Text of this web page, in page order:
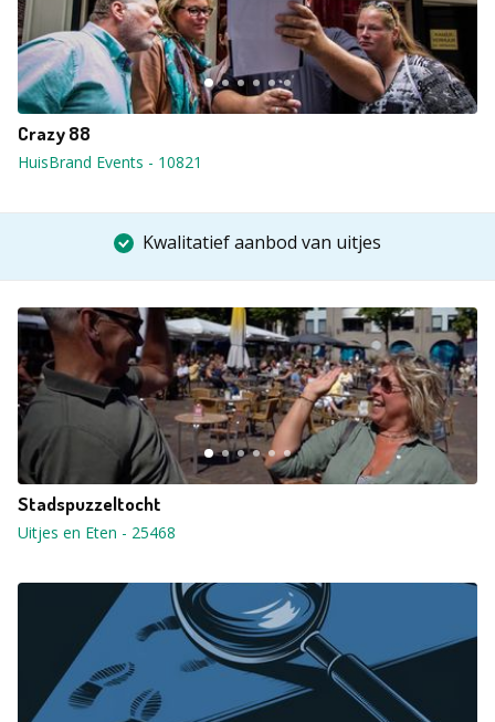
Crazy 88
HuisBrand Events - 10821
Kwalitatief aanbod van uitjes
Stadspuzzeltocht
Uitjes en Eten - 25468